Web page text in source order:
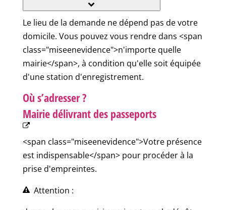
Le lieu de la demande ne dépend pas de votre
domicile. Vous pouvez vous rendre dans <span
class="miseenevidence">n'importe quelle
mairie</span>, à condition qu'elle soit équipée
d'une station d'enregistrement.
Où s’adresser ?
Mairie délivrant des passeports
<span class="miseenevidence">Votre présence
est indispensable</span> pour procéder à la
prise d'empreintes.
Attention :